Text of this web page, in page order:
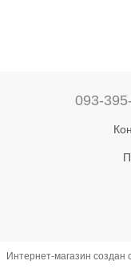
093-
Интернет-магазин создан